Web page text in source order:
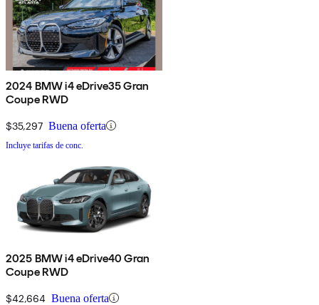
2024 BMW i4 eDrive35 Gran
Coupe RWD
$35,297 Buena oferta
Incluye tarifas de conc.
2025 BMW i4 eDrive40 Gran
Coupe RWD
$42,664 Buena oferta